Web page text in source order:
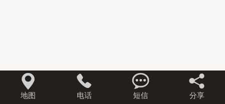

地图

电话

短信

分享